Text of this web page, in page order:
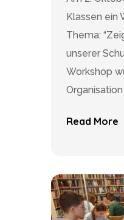
Klassen ein
Thema:
unserer
Workshop
Organisation
Read More